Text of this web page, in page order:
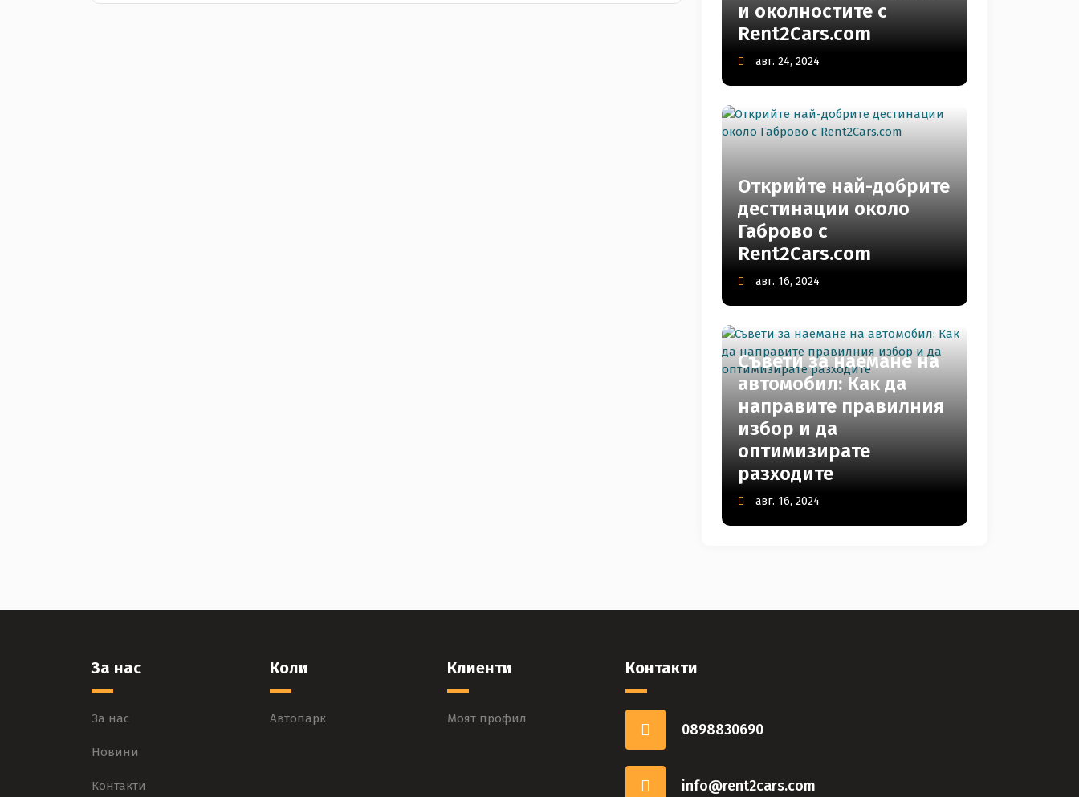
и околностите с
Rent2Cars.com
авг. 24, 2024
Открийте най-добрите
дестинации около
Габрово с
Rent2Cars.com
авг. 16, 2024
Съвети за наемане на
автомобил: Как да
направите правилния
избор и да
оптимизирате
разходите
авг. 16, 2024
За нас
За нас
Новини
Контакти
Коли
Автопарк
Клиенти
Моят профил
Контакти
0898830690
info@rent2cars.com